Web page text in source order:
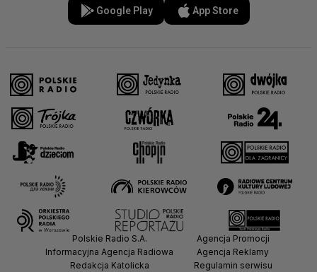
Google Play App Store
Polskie Radio S.A.
Informacyjna Agencja Radiowa
Redakcja Katolicka
Agencja Promocji
Agencja Reklamy
Regulamin serwisu